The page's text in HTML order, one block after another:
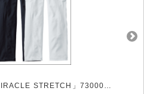
自重堂作業服 Z-DRAGON「MIRACLE STRETCH」73000シリーズ